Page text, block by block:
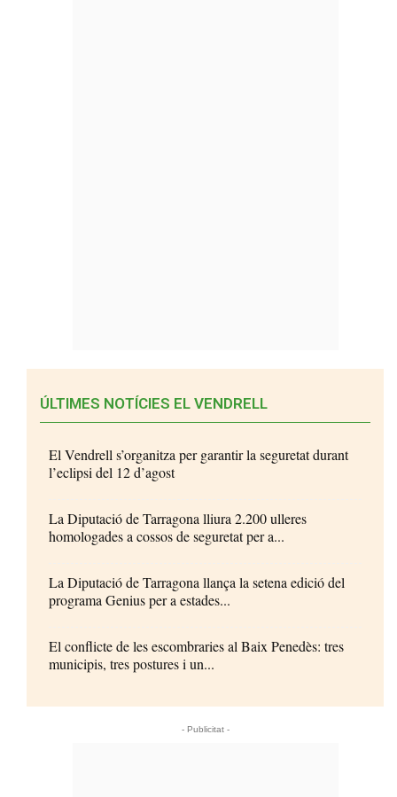
ÚLTIMES NOTÍCIES EL VENDRELL
El Vendrell s’organitza per garantir la seguretat durant
l’eclipsi del 12 d’agost
La Diputació de Tarragona lliura 2.200 ulleres
homologades a cossos de seguretat per a...
La Diputació de Tarragona llança la setena edició del
programa Genius per a estades...
El conflicte de les escombraries al Baix Penedès: tres
municipis, tres postures i un...
- Publicitat -